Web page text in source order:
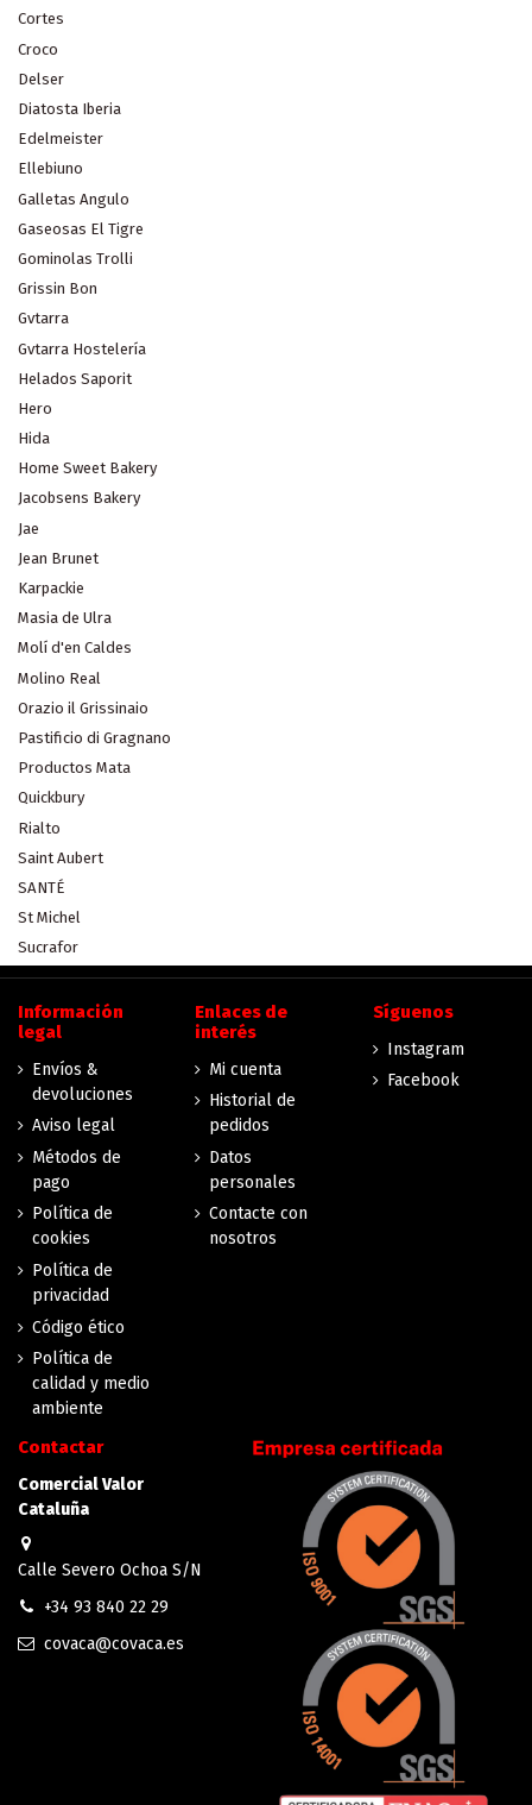
Cortes
Croco
Delser
Diatosta Iberia
Edelmeister
Ellebiuno
Galletas Angulo
Gaseosas El Tigre
Gominolas Trolli
Grissin Bon
Gvtarra
Gvtarra Hostelería
Helados Saporit
Hero
Hida
Home Sweet Bakery
Jacobsens Bakery
Jae
Jean Brunet
Karpackie
Masia de Ulra
Molí d'en Caldes
Molino Real
Orazio il Grissinaio
Pastificio di Gragnano
Productos Mata
Quickbury
Rialto
Saint Aubert
SANTÉ
St Michel
Sucrafor
Información
legal
Envíos &
devoluciones
Aviso legal
Métodos de
pago
Política de
cookies
Política de
privacidad
Código ético
Política de
calidad y medio
ambiente
Enlaces de
interés
Mi cuenta
Historial de
pedidos
Datos
personales
Contacte con
nosotros
Síguenos
Instagram
Facebook
Contactar
Comercial Valor
Cataluña
Calle Severo Ochoa S/N
+34 93 840 22 29
covaca@covaca.es